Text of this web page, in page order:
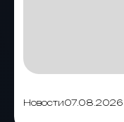
Новости07.08.2026